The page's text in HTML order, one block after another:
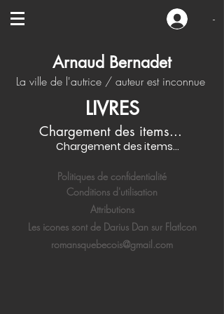
-
Arnaud Bernadet
La ville de l'autrice / auteur est inconnue
LIVRES
Chargement des items...
Chargement des items...
Politiques de confidentialité
Conditions d'utilisation
Attributions
Les icones sont de Darius Dan sur FlatIcon
romansquebecois@gmail.com